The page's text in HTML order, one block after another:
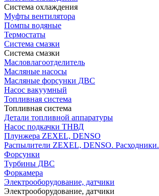
Система охлаждения
Муфты вентилятора
Помпы водяные
Термостаты
Система смазки
Система смазки
Масловлагоотделитель
Масляные насосы
Масляные форсунки ДВС
Насос вакуумный
Топливная система
Топливная система
Детали топливной аппаратуры
Насос подкачки ТНВД
Плунжера ZEXEL, DENSO
Распылители ZEXEL, DENSO. Расходники.
Форсунки
Турбины ДВС
Форкамера
Электрооборудование, датчики
Электрооборудование, датчики